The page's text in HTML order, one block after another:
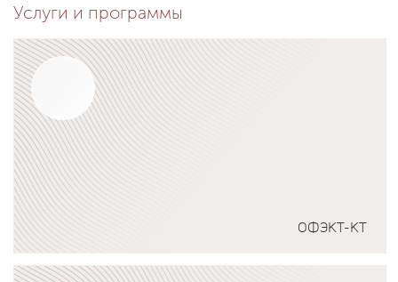
Услуги и программы
ОФЭКТ-КТ
Подробнее о программе